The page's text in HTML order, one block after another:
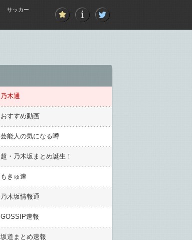
サッカー
乃木通
おすすめ動画
芸能人の気になる噂
超・乃木坂まとめ誕生！
もきゅ速
乃木坂情報通
GOSSIP速報
坂道まとめ速報